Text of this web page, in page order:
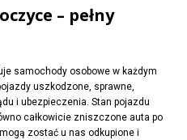
– pełny
samochody osobowe w każdym
uszkodzone, sprawne,
i ubezpieczenia. Stan pojazdu
całkowicie zniszczone auta po
zostać u nas odkupione i